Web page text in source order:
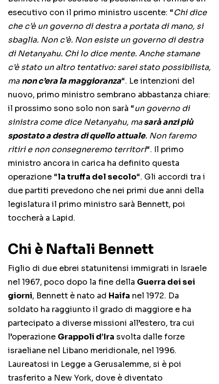
esecutivo con il primo ministro uscente: “Chi dice
che c’è un governo di destra a portata di mano, si
sbaglia. Non c’è. Non esiste un governo di destra
di Netanyahu. Chi lo dice mente. Anche stamane
c’è stato un altro tentativo: sarei stato possibilista,
manon c’era la maggioranza“. Le intenzioni del
nuovo, primo ministro sembrano abbastanza chiare:
il prossimo sono solo non sarà “un governo di
sinistra come dice Netanyahu, masarà anzi più
spostato a destra di quello attuale. Non faremo
ritiri e non consegneremo territori“. Il primo
ministro ancora in carica ha definito questa
operazione “la truffa del secolo“. Gli accordi tra i
due partiti prevedono che nei primi due anni della
legislatura il primo ministro sarà Bennett, poi
toccherà a Lapid.
Chi è Naftali Bennett
Figlio di due ebrei statunitensi immigrati in Israele
nel 1967, poco dopo la fine della Guerra dei sei
giorni, Bennett è nato ad Haifa nel 1972. Da
soldato ha raggiunto il grado di maggiore e ha
partecipato a diverse missioni all’estero, tra cui
l’operazione Grappoli d’Ira svolta dalle forze
israeliane nel Libano meridionale, nel 1996.
Laureatosi in Legge a Gerusalemme, si è poi
trasferito a New York, dove è diventato